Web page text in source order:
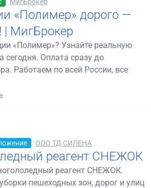
«Полимер» дорого —
| МигБрокер
«Полимер»? Узнайте реальную
сегодня. Оплата сразу до
Работаем по всей России, все
ООО ТД СИЛЕНА
реагент СНЕЖОК
реагент СНЕЖОК.
пешеходных зон, дорог и улиц